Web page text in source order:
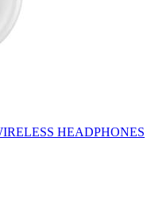
HEADPHONES